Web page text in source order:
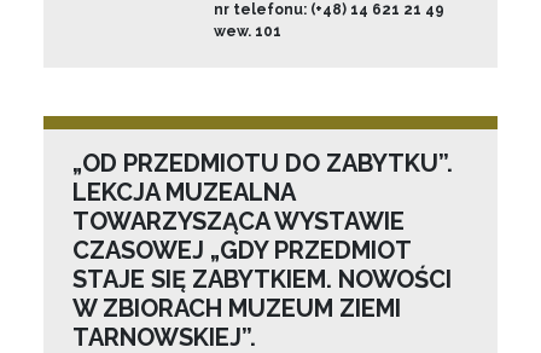
nr telefonu: (+48) 14 621 21 49
wew. 101
„OD PRZEDMIOTU DO ZABYTKU”.
LEKCJA MUZEALNA
TOWARZYSZĄCA WYSTAWIE
CZASOWEJ „GDY PRZEDMIOT
STAJE SIĘ ZABYTKIEM. NOWOŚCI
W ZBIORACH MUZEUM ZIEMI
TARNOWSKIEJ”.